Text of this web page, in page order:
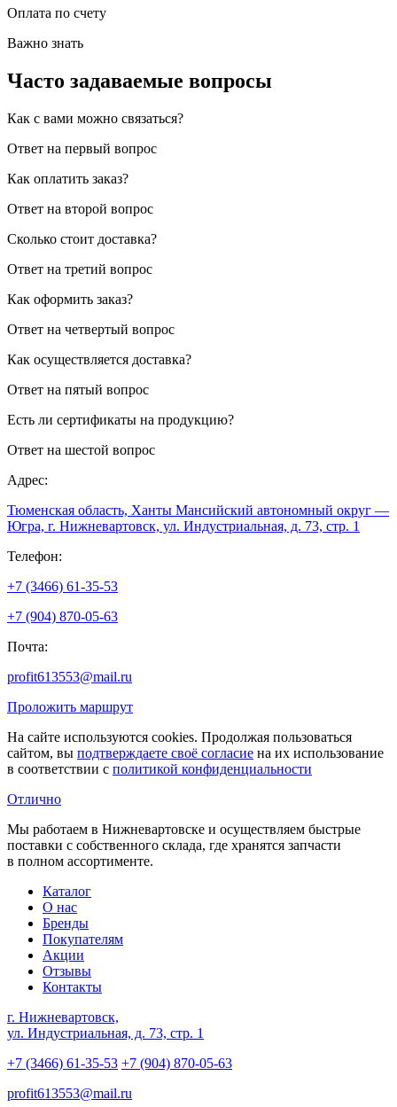
Оплата по счету
Важно знать
Часто задаваемые вопросы
Как с вами можно связаться?
Ответ на первый вопрос
Как оплатить заказ?
Ответ на второй вопрос
Сколько стоит доставка?
Ответ на третий вопрос
Как оформить заказ?
Ответ на четвертый вопрос
Как осуществляется доставка?
Ответ на пятый вопрос
Есть ли сертификаты на продукцию?
Ответ на шестой вопрос
Адрес:
Тюменская область, Ханты Мансийский автономный округ —
Югра, г. Нижневартовск, ул. Индустриальная, д. 73, стр. 1
Телефон:
+7 (3466) 61-35-53
+7 (904) 870-05-63
Почта:
profit613553@mail.ru
Проложить маршрут
На сайте используются cookies. Продолжая пользоваться
сайтом, вы подтверждаете своё согласие на их использование
в соответствии с политикой конфиденциальности
Отлично
Мы работаем в Нижневартовске и осуществляем быстрые
поставки с собственного склада, где хранятся запчасти
в полном ассортименте.
Каталог
О нас
Бренды
Покупателям
Акции
Отзывы
Контакты
г. Нижневартовск,
ул. Индустриальная, д. 73, стр. 1
+7 (3466) 61-35-53 +7 (904) 870-05-63
profit613553@mail.ru